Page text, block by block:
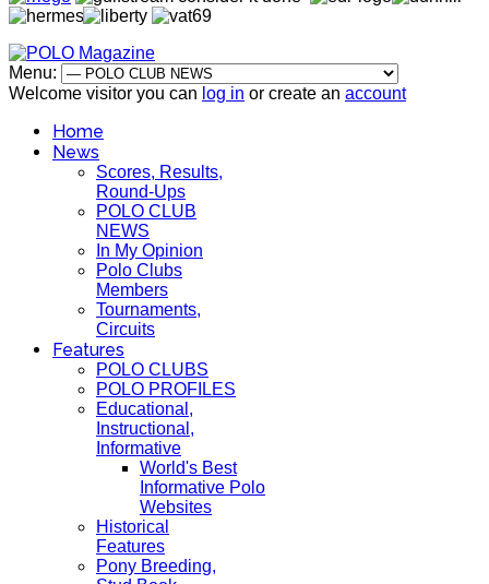
Menu:
Welcome visitor you can log in or create an account
Home
News
Scores, Results,
Round-Ups
POLO CLUB
NEWS
In My Opinion
Polo Clubs
Members
Tournaments,
Circuits
Features
POLO CLUBS
POLO PROFILES
Educational,
Instructional,
Informative
World's Best
Informative Polo
Websites
Historical
Features
Pony Breeding,